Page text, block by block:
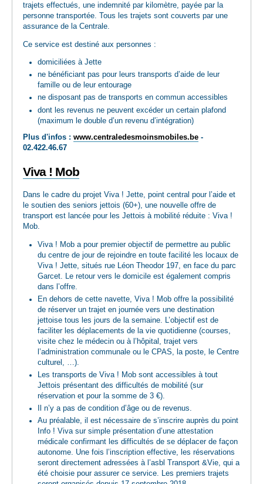
trajets effectués, une indemnité par kilomètre, payée par la
personne transportée. Tous les trajets sont couverts par une
assurance de la Centrale.
Ce service est destiné aux personnes :
domiciliées à Jette
ne bénéficiant pas pour leurs transports d’aide de leur
famille ou de leur entourage
ne disposant pas de transports en commun accessibles
dont les revenus ne peuvent excéder un certain plafond
(maximum le double d’un revenu d’intégration)
Plus d'infos : www.centraledesmoinsmobiles.be-
02.422.46.67
Viva ! Mob
Dans le cadre du projet Viva ! Jette, point central pour l’aide et
le soutien des seniors jettois (60+), une nouvelle offre de
transport est lancée pour les Jettois à mobilité réduite : Viva !
Mob.
Viva ! Mob a pour premier objectif de permettre au public
du centre de jour de rejoindre en toute facilité les locaux de
Viva ! Jette, situés rue Léon Theodor 197, en face du parc
Garcet. Le retour vers le domicile est également compris
dans l’offre.
En dehors de cette navette, Viva ! Mob offre la possibilité
de réserver un trajet en journée vers une destination
jettoise tous les jours de la semaine. L’objectif est de
faciliter les déplacements de la vie quotidienne (courses,
visite chez le médecin ou à l’hôpital, trajet vers
l’administration communale ou le CPAS, la poste, le Centre
culturel, …).
Les transports de Viva ! Mob sont accessibles à tout
Jettois présentant des difficultés de mobilité (sur
réservation et pour la somme de 3 €).
Il n’y a pas de condition d’âge ou de revenus.
Au préalable, il est nécessaire de s’inscrire auprès du point
Info ! Viva sur simple présentation d’une attestation
médicale confirmant les difficultés de se déplacer de façon
autonome. Une fois l’inscription effective, les réservations
seront directement adressées à l’asbl Transport &Vie, qui a
été choisie pour assurer ce service. Les premiers trajets